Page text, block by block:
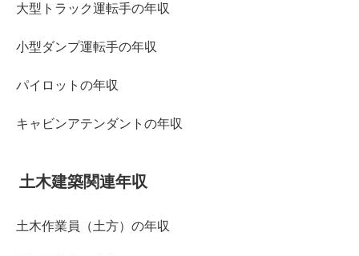
大型トラック運転手の年収
小型ダンプ運転手の年収
パイロットの年収
キャビンアテンダントの年収
土木建築関連年収
土木作業員（土方）の年収